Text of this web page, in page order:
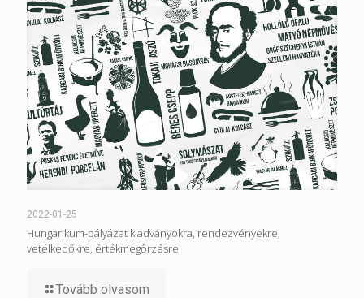
2022-01-25
Hungarikum-pályázat kiadványokra, rendezvényekre,
vetélkedőkre, értékmegőrzésre
Tovább olvasom